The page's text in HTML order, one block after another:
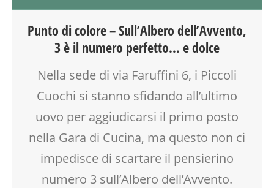
CUCINA
DOPO SCUOLA
LABORATORIO
MAMME
SOCIALIZZAZIONE
SPAZIO
Punto di colore – Sull’Albero dell’Avvento,
3 è il numero perfetto… e dolce
Nella sede di via Faruffini 6, i Piccoli
Cuochi si stanno sfidando all’ultimo
uovo per aggiudicarsi il primo posto
nella Gara di Cucina, ma questo non ci
impedisce di scartare il pensierino
numero 3 sull’Albero dell’Avvento.